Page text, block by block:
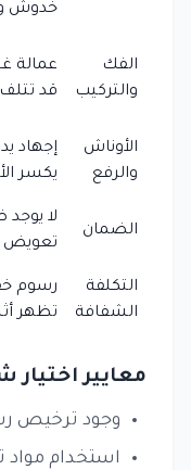
خدوش
الفك
والتركيب
عمالة
قد تتلف
الأوناش
والرفع
إجهاد
يكسر
الضمان
لا
تعويض
التكلفة
الشفافة
رسوم
تظهر
معايير
وجود ترخيص
استخدام مواد